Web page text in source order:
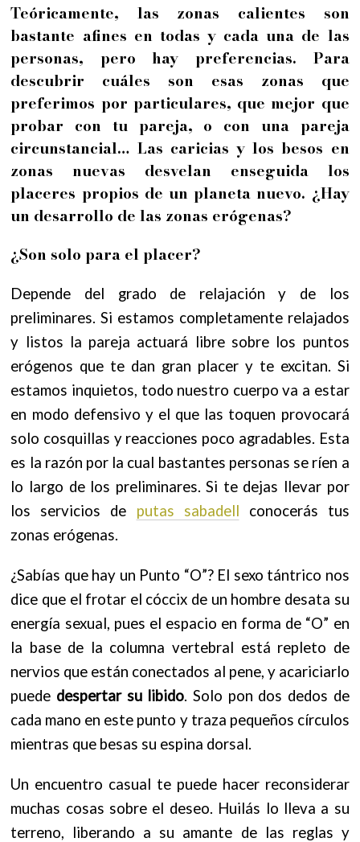
Teóricamente, las zonas calientes son
bastante afines en todas y cada una de las
personas, pero hay preferencias. Para
descubrir cuáles son esas zonas que
preferimos por particulares, que mejor que
probar con tu pareja, o con una pareja
circunstancial… Las caricias y los besos en
zonas nuevas desvelan enseguida los
placeres propios de un planeta nuevo. ¿Hay
un desarrollo de las zonas erógenas?
¿Son solo para el placer?
Depende del grado de relajación y de los
preliminares. Si estamos completamente relajados
y listos la pareja actuará libre sobre los puntos
erógenos que te dan gran placer y te excitan. Si
estamos inquietos, todo nuestro cuerpo va a estar
en modo defensivo y el que las toquen provocará
solo cosquillas y reacciones poco agradables. Esta
es la razón por la cual bastantes personas se ríen a
lo largo de los preliminares. Si te dejas llevar por
los servicios de
putas sabadell conocerás tus
zonas erógenas.
¿Sabías que hay un Punto “O”? El sexo tántrico nos
dice que el frotar el cóccix de un hombre desata su
energía sexual, pues el espacio en forma de “O” en
la base de la columna vertebral está repleto de
nervios que están conectados al pene, y acariciarlo
puede despertar su libido. Solo pon dos dedos de
cada mano en este punto y traza pequeños círculos
mientras que besas su espina dorsal.
Un encuentro casual te puede hacer reconsiderar
muchas cosas sobre el deseo. Huilás lo lleva a su
terreno, liberando a su amante de las reglas y